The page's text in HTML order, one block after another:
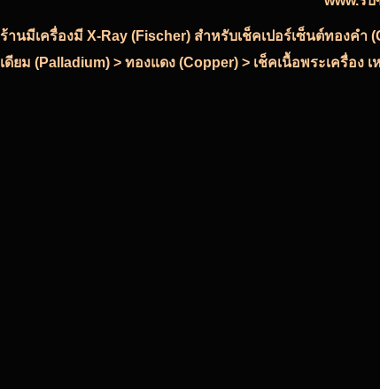
ร้านมีเครื่องมี X-Ray (Fischer) สำหรับเช็คเปอร์เซ็นต์ทองคำ
เดียม (Palladium) > ทองแดง (Copper) > เช็คเนื้อพระเครื่อง